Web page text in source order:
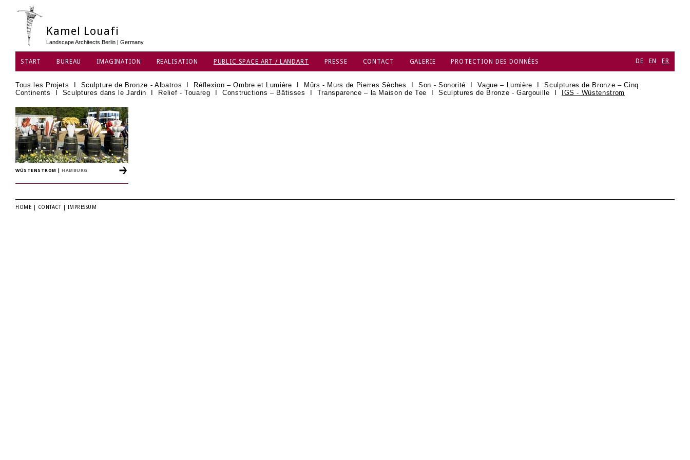
Kamel Louafi
Landscape Architects Berlin | Germany
START BUREAU IMAGINATION REALISATION PUBLIC SPACE ART / LANDART PRESSE CONTACT GALERIE PROTECTION DES DONNÉES DE EN FR
Tous les Projets Sculpture de Bronze - Albatros Réflexion – Ombre et Lumière Mûrs - Murs de Pierres Sèches Son - Sonorité IVague – Lumière ISculptures de Bronze – Cinq
Continents
Sculptures dans le Jardin Relief - Touareg Constructions – Bâtisses Transparence – la Maison de Tee ISculptures de Bronze - Gargouille IGS - Wüstenstrom
WÜSTENSTROM HAMBURG
HOME CONTACT IMPRESSUM